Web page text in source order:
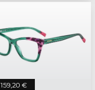
159,20 €